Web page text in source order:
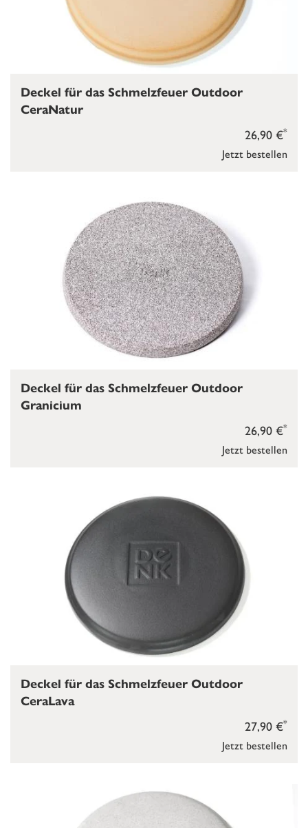
Jetzt bestellen
26,90 €*
Deckel für das Schmelzfeuer Outdoor
CeraNatur
Jetzt bestellen
26,90 €*
Deckel für das Schmelzfeuer Outdoor
Granicium
Jetzt bestellen
27,90 €*
Deckel für das Schmelzfeuer Outdoor
CeraLava